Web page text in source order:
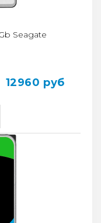
Seagate
12960 руб